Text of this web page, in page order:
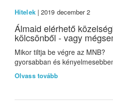
Hitelek| 2019 december 2
Álmaid elérhető
kölcsönből - vagy
Mikor tiltja be végre az MNB?
gyorsabban és
Olvass tovább